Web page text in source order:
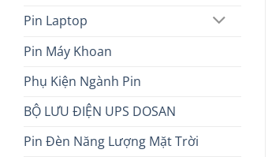
Pin Laptop
Pin Máy Khoan
Phụ Kiện Ngành Pin
BỘ LƯU ĐIỆN UPS DOSAN
Pin Đèn Năng Lượng Mặt Trời